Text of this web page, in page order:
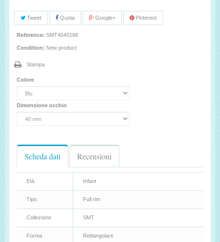
Tweet Quota Google+ Pinterest
Reference: SMT4540188
Condition: New product
Stampa
Colore
Dimensione occhio
Scheda dati Recensioni
Età Infant
Tipo Full rim
Collezione SMT
Forma Rettangolare